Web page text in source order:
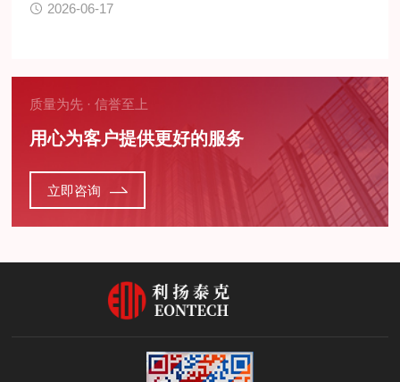
2026-06-17
质量为先 · 信誉至上
用心为客户提供更好的服务
立即咨询